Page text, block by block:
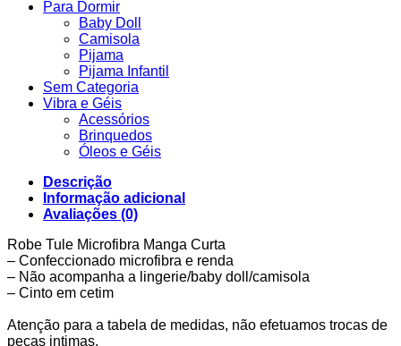
Para Dormir
Baby Doll
Camisola
Pijama
Pijama Infantil
Sem Categoria
Vibra e Géis
Acessórios
Brinquedos
Óleos e Géis
Descrição
Informação adicional
Avaliações (0)
Robe Tule Microfibra Manga Curta
– Confeccionado microfibra e renda
– Não acompanha a lingerie/baby doll/camisola
– Cinto em cetim
Atenção para a tabela de medidas, não efetuamos trocas de
peças intimas.